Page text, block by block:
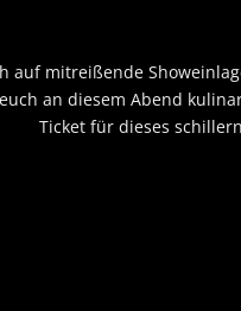
auf mitreißende
an diesem Abend
Ticket für dieses